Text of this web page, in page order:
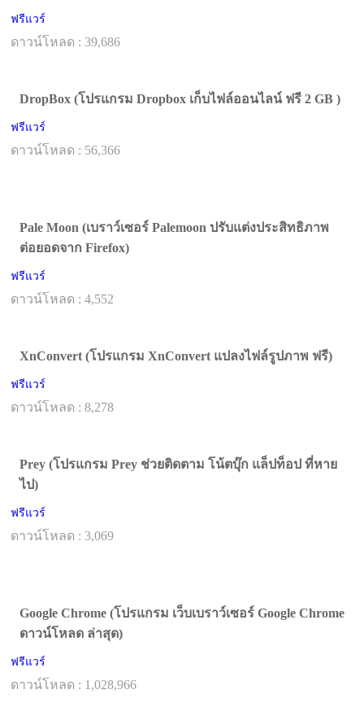
ฟรีแวร์
ดาวน์โหลด : 39,686
DropBox (โปรแกรม Dropbox เก็บไฟล์ออนไลน์ ฟรี 2 GB )
ฟรีแวร์
ดาวน์โหลด : 56,366
Pale Moon (เบราว์เซอร์ Palemoon ปรับแต่งประสิทธิภาพ
ต่อยอดจาก Firefox)
ฟรีแวร์
ดาวน์โหลด : 4,552
XnConvert (โปรแกรม XnConvert แปลงไฟล์รูปภาพ ฟรี)
ฟรีแวร์
ดาวน์โหลด : 8,278
Prey (โปรแกรม Prey ช่วยติดตาม โน้ตบุ๊ก แล็ปท็อป ที่หาย
ไป)
ฟรีแวร์
ดาวน์โหลด : 3,069
Google Chrome (โปรแกรม เว็บเบราว์เซอร์ Google Chrome
ดาวน์โหลด ล่าสุด)
ฟรีแวร์
ดาวน์โหลด : 1,028,966